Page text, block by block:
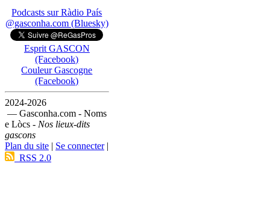
Podcasts sur Ràdio País
@gasconha.com (Bluesky)
Esprit GASCON
(Facebook)
Couleur Gascogne
(Facebook)
2024-2026
— Gasconha.com - Noms
e Lòcs - Nos lieux-dits
gascons
Plan du site | Se connecter|
RSS 2.0